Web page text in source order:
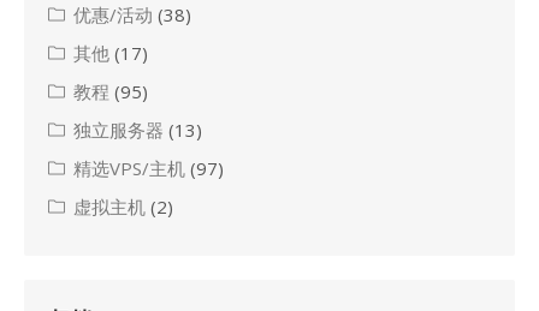
优惠/活动 (38)
其他 (17)
教程 (95)
独立服务器 (13)
精选VPS/主机 (97)
虚拟主机 (2)